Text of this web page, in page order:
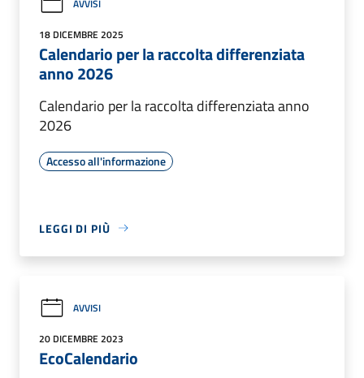
AVVISI
18 DICEMBRE 2025
Calendario per la raccolta differenziata
anno 2026
Calendario per la raccolta differenziata anno
2026
Accesso all'informazione
LEGGI DI PIÙ
AVVISI
20 DICEMBRE 2023
EcoCalendario